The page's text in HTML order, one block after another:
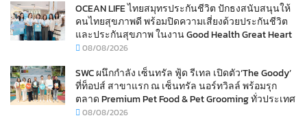
OCEAN LIFE ไทยสมุทรประกันชีวิต ปักธงสนับสนุนให้
คนไทยสุขภาพดี พร้อมปิดความเสี่ยงด้วยประกันชีวิต
และประกันสุขภาพ ในงาน Good Health Great Heart
08/08/2026
SWC ผนึกกำลัง เซ็นทรัล ฟู้ด รีเทล เปิดตัว‘The Goody’
ที่ท็อปส์ สาขาแรก ณ เซ็นทรัล นอร์ทวิลล์ พร้อมรุก
ตลาด Premium Pet Food & Pet Grooming ทั่วประเทศ
08/08/2026